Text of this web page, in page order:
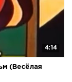
4:14
(Весёлая